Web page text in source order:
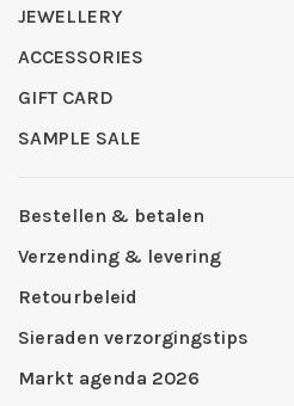
JEWELLERY
ACCESSORIES
GIFT CARD
SAMPLE SALE
Bestellen & betalen
Verzending & levering
Retourbeleid
Sieraden verzorgingstips
Markt agenda 2026